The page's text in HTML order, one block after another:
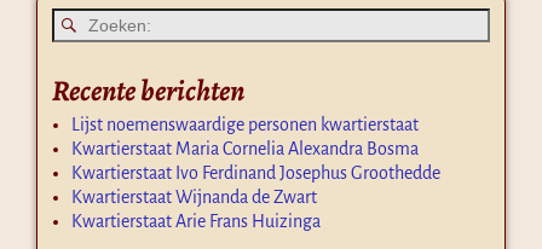
Recente berichten
Lijst noemenswaardige personen kwartierstaat
Kwartierstaat Maria Cornelia Alexandra Bosma
Kwartierstaat Ivo Ferdinand Josephus Groothedde
Kwartierstaat Wijnanda de Zwart
Kwartierstaat Arie Frans Huizinga